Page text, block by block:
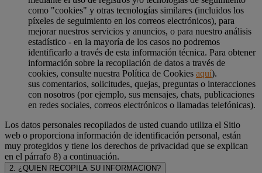
como "cookies" y otras tecnologías similares (incluidos los
píxeles de seguimiento en los correos electrónicos), para
mejorar nuestros servicios y anuncios, o para nuestro análisis
estadístico - en la mayoría de los casos no podremos
identificarlo a través de esta información técnica. Para obtener
información sobre la recopilación de datos a través de
cookies, consulte nuestra Política de Cookies aquí).
sus comentarios, solicitudes, quejas, preguntas o interacciones
con nosotros (por ejemplo, sus mensajes, chats, publicaciones
en redes sociales, correos electrónicos o llamadas telefónicas).
Los datos personales recopilados de usted cuando utiliza el Sitio
web o proporciona información de identificación personal, están
muy protegidos y tiene los derechos de privacidad que se explican
en el párrafo 8) a continuación.
2. ¿QUIEN RECOPILA SU INFORMACION?